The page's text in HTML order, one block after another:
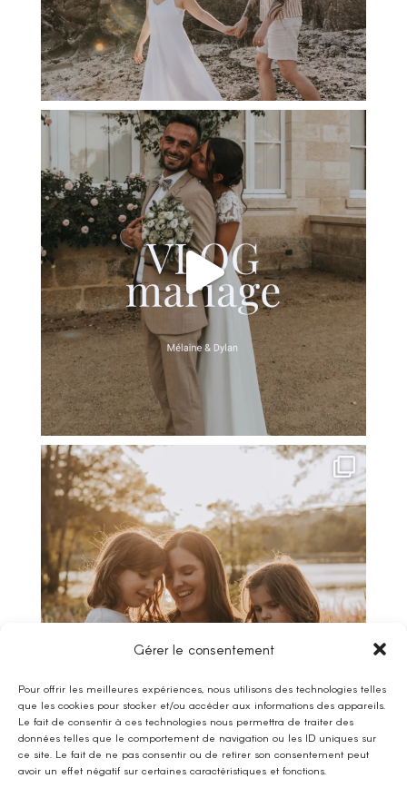
Gérer le consentement
Pour offrir les meilleures expériences, nous utilisons des technologies telles
que les cookies pour stocker et/ou accéder aux informations des appareils.
Le fait de consentir à ces technologies nous permettra de traiter des
données telles que le comportement de navigation ou les ID uniques sur
ce site. Le fait de ne pas consentir ou de retirer son consentement peut
avoir un effet négatif sur certaines caractéristiques et fonctions.